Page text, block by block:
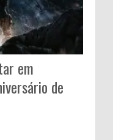
em
de